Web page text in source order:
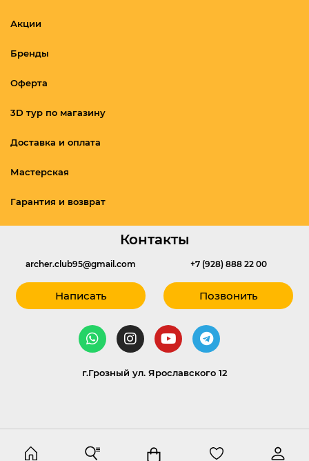
Акции
Бренды
Оферта
3D тур по магазину
Доставка и оплата
Мастерская
Гарантия и возврат
Контакты
archer.club95@gmail.com
Написать
+7 (928) 888 22 00
Позвонить
г.Грозный ул. Ярославского 12